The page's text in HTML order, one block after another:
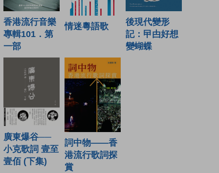
香港流行音樂
專輯101．第
一部
情迷粵語歌
後現代變形
記：曱甴好想
變蝴蝶
廣東爆谷──
小克歌詞 壹至
壹佰 (下集)
詞中物——香
港流行歌詞探
賞